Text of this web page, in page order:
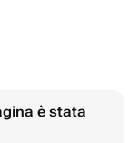
è stata